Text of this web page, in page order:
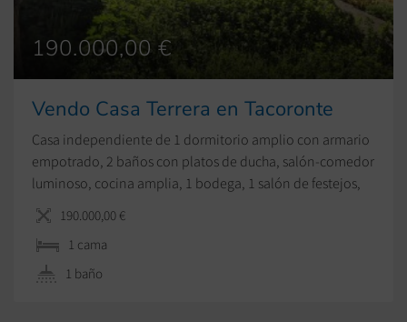
190.000,00 €
Vendo Casa Terrera en Tacoronte
Casa independiente de 1 dormitorio amplio con armario
empotrado, 2 baños con platos de ducha, salón-comedor
luminoso, cocina amplia, 1 bodega, 1 salón de festejos,
barbacoa, azotea transitable, amplia parcela, a pocos
metros de la Carretera General.
190.000,00 €
1 cama
1 baño